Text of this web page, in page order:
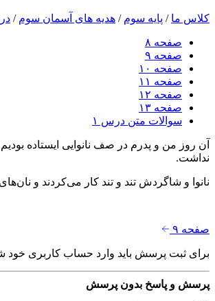
کلاس ما / پایه سوم / هدیه های آسمان سوم /
صفحه ۸
صفحه ۹
صفحه ۱۰
صفحه ۱۱
صفحه ۱۲
صفحه ۱۳
سوالات متن درس ۱
آن روز من و پدرم در صف نانوایی ایستاده
نداشت.
نانوا و شاگردش تند و تند کار می‌کردند و
صفحه ۹
برای ثبت پرسش باید وارد حساب کاربری خود
پرسش و پاسخ بدون پرسش